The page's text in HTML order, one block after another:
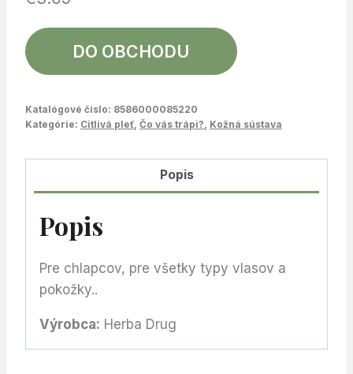
DO OBCHODU
Katalógové číslo: 8586000085220
Kategórie: Citlivá pleť, Čo vás trápi?, Kožná sústava
Popis
Popis
Pre chlapcov, pre všetky typy vlasov a
pokožky..
Výrobca: Herba Drug